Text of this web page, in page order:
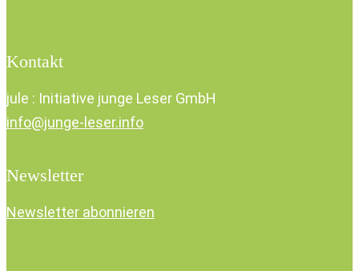
Kontakt
jule : Initiative junge Leser GmbH
info@junge-leser.info
Newsletter
Newsletter abonnieren